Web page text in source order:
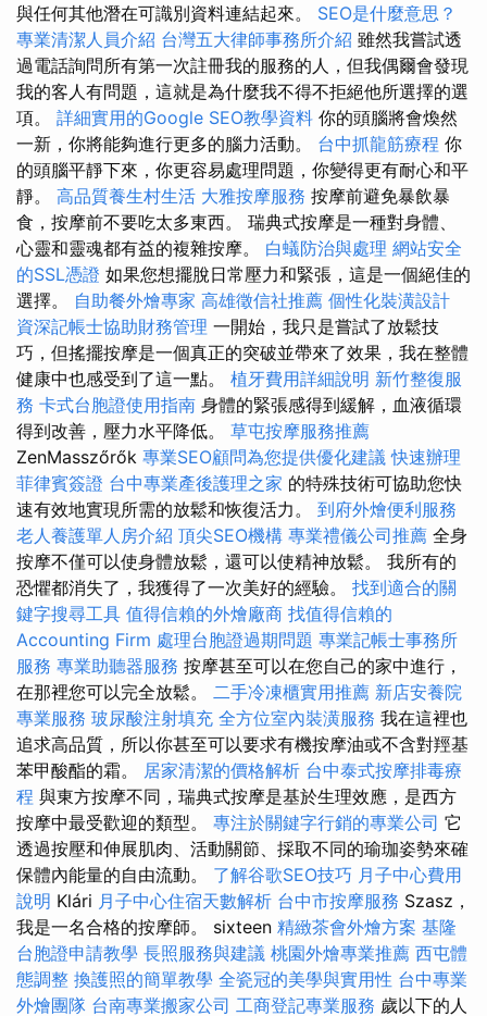
與任何其他潛在可識別資料連結起來。 SEO是什麼意思？
專業清潔人員介紹 台灣五大律師事務所介紹 雖然我嘗試透
過電話詢問所有第一次註冊我的服務的人，但我偶爾會發現
我的客人有問題，這就是為什麼我不得不拒絕他所選擇的選
項。 詳細實用的Google SEO教學資料 你的頭腦將會煥然
一新，你將能夠進行更多的腦力活動。 台中抓龍筋療程 你
的頭腦平靜下來，你更容易處理問題，你變得更有耐心和平
靜。 高品質養生村生活 大雅按摩服務 按摩前避免暴飲暴
食，按摩前不要吃太多東西。 瑞典式按摩是一種對身體、
心靈和靈魂都有益的複雜按摩。 白蟻防治與處理 網站安全
的SSL憑證 如果您想擺脫日常壓力和緊張，這是一個絕佳的
選擇。 自助餐外燴專家 高雄徵信社推薦 個性化裝潢設計
資深記帳士協助財務管理 一開始，我只是嘗試了放鬆技
巧，但搖擺按摩是一個真正的突破並帶來了效果，我在整體
健康中也感受到了這一點。 植牙費用詳細說明 新竹整復服
務 卡式台胞證使用指南 身體的緊張感得到緩解，血液循環
得到改善，壓力水平降低。 草屯按摩服務推薦
ZenMasszőrők 專業SEO顧問為您提供優化建議 快速辦理
菲律賓簽證 台中專業產後護理之家 的特殊技術可協助您快
速有效地實現所需的放鬆和恢復活力。 到府外燴便利服務
老人養護單人房介紹 頂尖SEO機構 專業禮儀公司推薦 全身
按摩不僅可以使身體放鬆，還可以使精神放鬆。 我所有的
恐懼都消失了，我獲得了一次美好的經驗。 找到適合的關
鍵字搜尋工具 值得信賴的外燴廠商 找值得信賴的
Accounting Firm 處理台胞證過期問題 專業記帳士事務所
服務 專業助聽器服務 按摩甚至可以在您自己的家中進行，
在那裡您可以完全放鬆。 二手冷凍櫃實用推薦 新店安養院
專業服務 玻尿酸注射填充 全方位室內裝潢服務 我在這裡也
追求高品質，所以你甚至可以要求有機按摩油或不含對羥基
苯甲酸酯的霜。 居家清潔的價格解析 台中泰式按摩排毒療
程 與東方按摩不同，瑞典式按摩是基於生理效應，是西方
按摩中最受歡迎的類型。 專注於關鍵字行銷的專業公司 它
透過按壓和伸展肌肉、活動關節、採取不同的瑜珈姿勢來確
保體內能量的自由流動。 了解谷歌SEO技巧 月子中心費用
說明 Klári 月子中心住宿天數解析 台中市按摩服務 Szasz，
我是一名合格的按摩師。 sixteen 精緻茶會外燴方案 基隆
台胞證申請教學 長照服務與建議 桃園外燴專業推薦 西屯體
態調整 換護照的簡單教學 全瓷冠的美學與實用性 台中專業
外燴團隊 台南專業搬家公司 工商登記專業服務 歲以下的人